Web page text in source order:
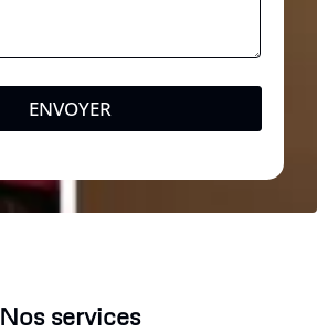
ENVOYER
Nos services